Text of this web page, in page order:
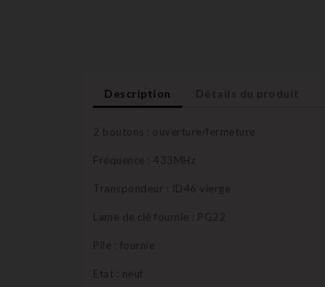
Description
2 boutons : ouverture/fermeture
Fréquence : 433MHz
Transpondeur : ID46 vierge
Lame de clé fournie : PG22
Pile : fournie
Etat : neuf